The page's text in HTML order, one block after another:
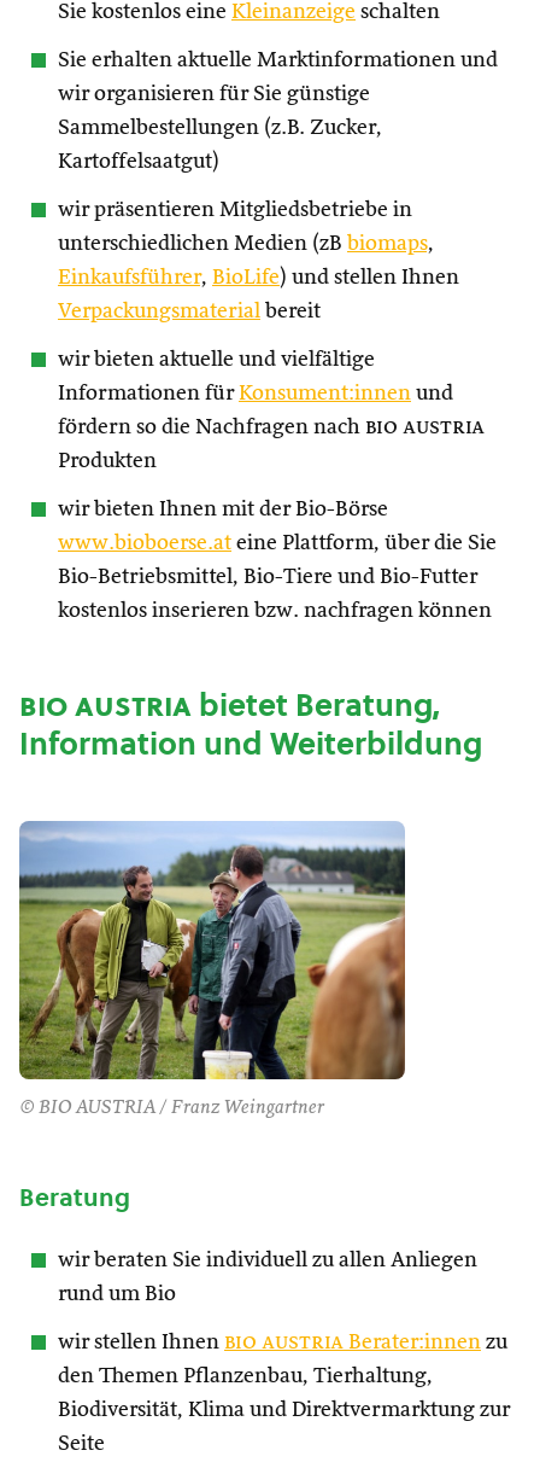
Sie kostenlos eine Kleinanzeige schalten
Sie erhalten aktuelle Marktinformationen und
wir organisieren für Sie günstige
Sammelbestellungen (z.B. Zucker,
Kartoffelsaatgut)
wir präsentieren Mitgliedsbetriebe in
unterschiedlichen Medien (zB biomaps,
Einkaufsführer, BioLife) und stellen Ihnen
Verpackungsmaterial bereit
wir bieten aktuelle und vielfältige
Informationen fürKonsument:innen und
fördern so die Nachfragen nach bio austria
Produkten
wir bieten Ihnen mit der Bio-Börse
www.bioboerse.at eine Plattform, über die Sie
Bio-Betriebsmittel, Bio-Tiere und Bio-Futter
kostenlos inserieren bzw. nachfragen können
bio austriabietet Beratung,
Information und Weiterbildung
© BIO AUSTRIA / Franz Weingartner
Beratung
wir beraten Sie individuell zu allen Anliegen
rund um Bio
wir stellen Ihnen bio austria Berater:innen zu
den Themen Pflanzenbau, Tierhaltung,
Biodiversität, Klima und Direktvermarktung zur
Seite